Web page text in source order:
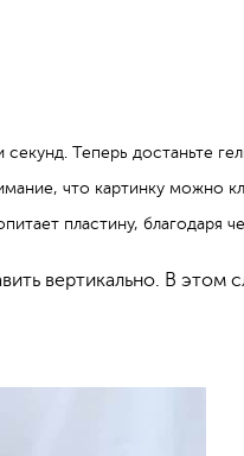
Теперь достаньте
что картинку можно
пластину, благодаря
вертикально. В этом